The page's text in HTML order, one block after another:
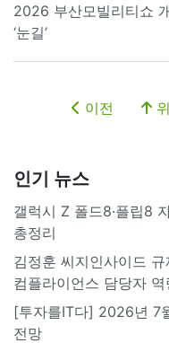
2026 부산모빌리티쇼
‘눈길’
이전
인기 뉴스
갤럭시 Z 폴드8·플립8
총정리
김정훈 씨지인사이드
컴플라이언스 담당자
[투자를IT다] 2026년 7
전망